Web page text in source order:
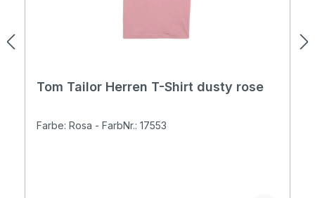
Tom Tailor Herren T-Shirt dusty rose
Farbe: Rosa - FarbNr.: 17553